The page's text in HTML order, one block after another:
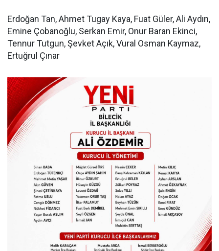
Erdoğan Tan, Ahmet Tugay Kaya, Fuat Güler, Ali Aydın,
Emine Çobanoğlu, Serkan Emir, Onur Baran Ekinci,
Tennur Tutgun, Şevket Açık, Vural Osman Kaymaz,
Ertuğrul Çınar